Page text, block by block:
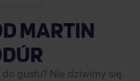
MARTIN
do gustu? Nie dziwimy się.